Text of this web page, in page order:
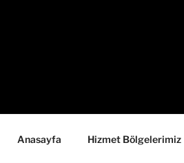
Anasayfa Hizmet Bölgelerimiz